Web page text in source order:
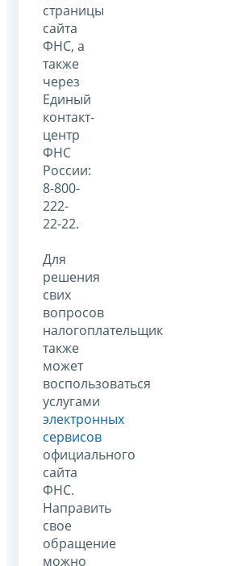
страницы
сайта
ФНС, а
также
через
Единый
контакт-
центр
ФНС
России:
8-800-
222-
22-22.
Для
решения
свих
вопросов
налогоплательщик
также
может
воспользоваться
услугами
электронных
сервисов
официального
сайта
ФНС.
Направить
свое
обращение
можно